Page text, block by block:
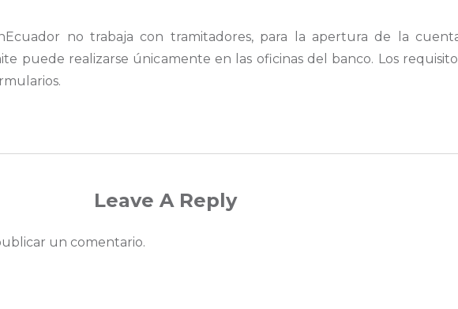
no trabaja con tramitadores, para la apertura de la
puede realizarse únicamente en las oficinas del banco. Los
Leave A Reply
un comentario.